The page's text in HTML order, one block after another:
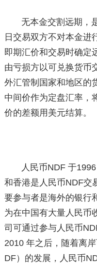
无本金交割远期，
日交易双方不对本金进
即期汇价和交易时确定
由亏损方以可兑换货币
外汇管制国家和地区的
中间价作为定盘汇率，
价的差额用美元结算。
人民币NDF 于
和香港是人民币NDF交
要参与者是海外的银行
为在中国有大量人民币
司可通过参与人民币
2010 年之后，随着离
DF）的发展，人民币